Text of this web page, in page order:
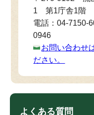
1 第1庁舎1階
電話：04-7150-
0946
お問い合わせ
ださい。
よくある質問